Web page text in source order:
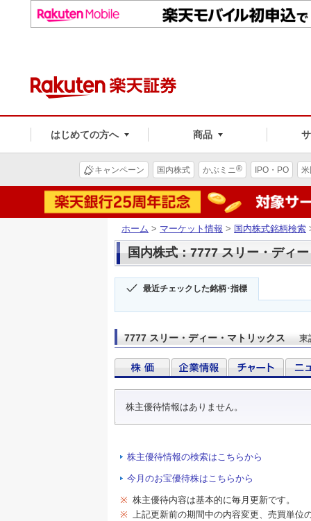
はじめての方へ 商品
キャンペーン 国内株式 かぶミニ® IPO・PO
ホーム > マーケット情報 > 国内株式銘柄検索
国内株式：7777 スリー・ディ
最近チェックした銘柄･指標
7777 スリー・ディー・マトリックス 東
株主優待情報はありません。
株主優待情報の検索はこちらから
今月のお宝優待株はこちらから
※ 株主優待内容は基本的に毎月更新です。
※ 上記更新前の期間中の内容変更、売買単位